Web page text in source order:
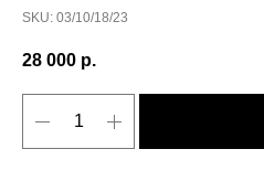
SKU: 03/10/18/23
28 000 р.